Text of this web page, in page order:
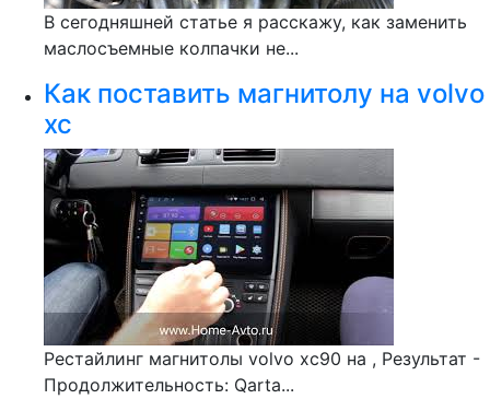
В сегодняшней статье я расскажу, как заменить
маслосъемные колпачки не...
Как поставить магнитолу на volvo
xc
Рестайлинг магнитолы volvo xc90 на , Результат -
Продолжительность: Qarta...